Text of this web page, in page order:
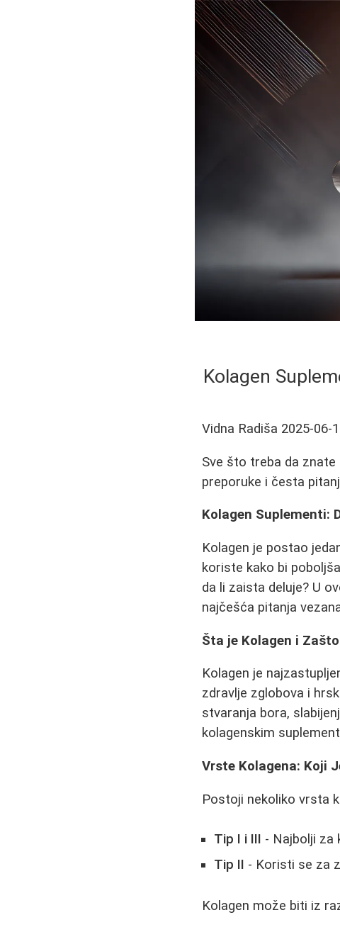
Kolagen
Vidna Radiša 2025-06-
Sve što treba da
preporuke i česta
Kolagen Suplementi:
Kolagen je postao
koriste kako bi
da li zaista deluje? U
najčešća pitanja
Šta je Kolagen i
Kolagen je
zdravlje zglobova i
stvaranja bora,
kolagenskim
Vrste Kolagena: Koji
Postoji nekoliko vrsta
Tip I i III - Najbolji za
Tip II - Koristi se za
Kolagen može biti iz